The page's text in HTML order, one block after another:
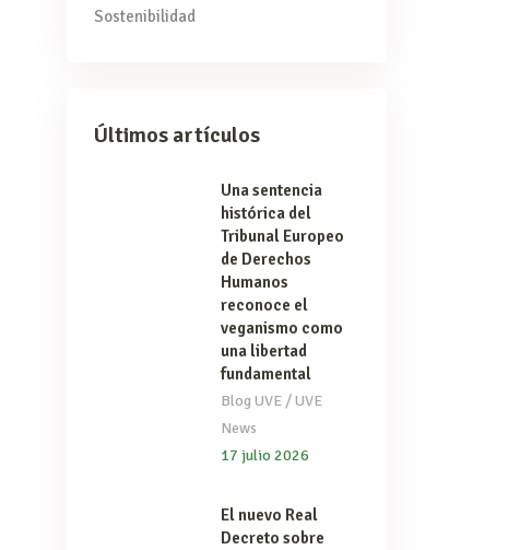
Sostenibilidad
Últimos artículos
Una sentencia
histórica del
Tribunal Europeo
de Derechos
Humanos
reconoce el
veganismo como
una libertad
fundamental
Blog UVE/UVE
News
17 julio 2026
El nuevo Real
Decreto sobre